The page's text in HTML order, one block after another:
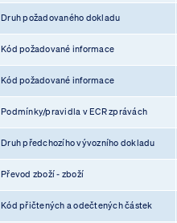
Druh požadovaného dokladu
Kód požadované informace
Kód požadované informace
Podmínky/pravidla v ECR zprávách
Druh předchozího vývozního dokladu
Převod zboží - zboží
Kód přičtených a odečtených částek